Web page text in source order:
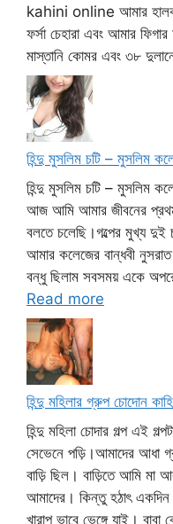
kahini online আমার হালকা
ফর্সা চেহারা এবং আমার
মাস্তানি কোমর এবং ৩৮
হিন্দু মুসলিম চটি – মুসলিম
হিন্দু মুসলিম চটি – মুসলিম
আজ আমি আমার জীবনের
বলতে চলেছি।গল্পের মুখ্য
আমার কলেজের বান্ধবী
বন্ধু ছিলাম সবসময় একে
Read more
হিন্দু মহিলার গ্রুপ চোদোন
হিন্দু মহিলা চোদার গল্প এই
সেভেনে পড়ি।আমাদের আধা
বাড়ি ছিল। বাড়িতে আমি মা
আমাদের। কিন্তু হঠাৎ একদিন
খারাপ ভাবে ভেঙ্গে যাই।